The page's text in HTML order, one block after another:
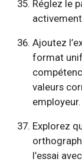
Réglez le
Ajoutez
format
valeurs
employeur.
Explorez
l’essai